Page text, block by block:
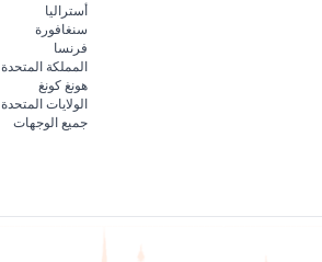
أستراليا
سنغافورة
فرنسا
المملكة المتحدة
هونغ كونغ
الولايات المتحدة
جميع الوجهات